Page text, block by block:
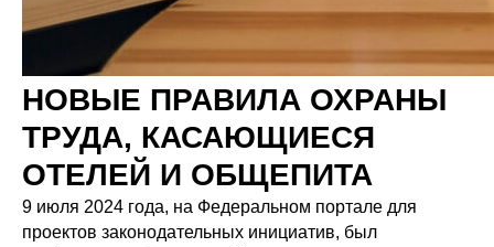
НОВЫЕ ПРАВИЛА ОХРАНЫ
ТРУДА, КАСАЮЩИЕСЯ
ОТЕЛЕЙ И ОБЩЕПИТА
9 июля 2024 года, на Федеральном портале для
проектов законодательных инициатив, был